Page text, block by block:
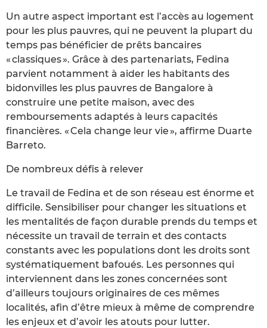
Un autre aspect important est l’accès au logement
pour les plus pauvres, qui ne peuvent la plupart du
temps pas bénéficier de prêts bancaires
« classiques ». Grâce à des partenariats, Fedina
parvient notamment à aider les habitants des
bidonvilles les plus pauvres de Bangalore à
construire une petite maison, avec des
remboursements adaptés à leurs capacités
financières. « Cela change leur vie », affirme Duarte
Barreto.
De nombreux défis à relever
Le travail de Fedina et de son réseau est énorme et
difficile. Sensibiliser pour changer les situations et
les mentalités de façon durable prends du temps et
nécessite un travail de terrain et des contacts
constants avec les populations dont les droits sont
systématiquement bafoués. Les personnes qui
interviennent dans les zones concernées sont
d’ailleurs toujours originaires de ces mêmes
localités, afin d’être mieux à même de comprendre
les enjeux et d’avoir les atouts pour lutter.